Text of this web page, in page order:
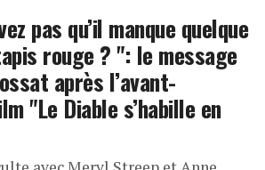
pas qu’il manque quelque
rouge ? ": le message
après l’avant-
"Le Diable s’habille en